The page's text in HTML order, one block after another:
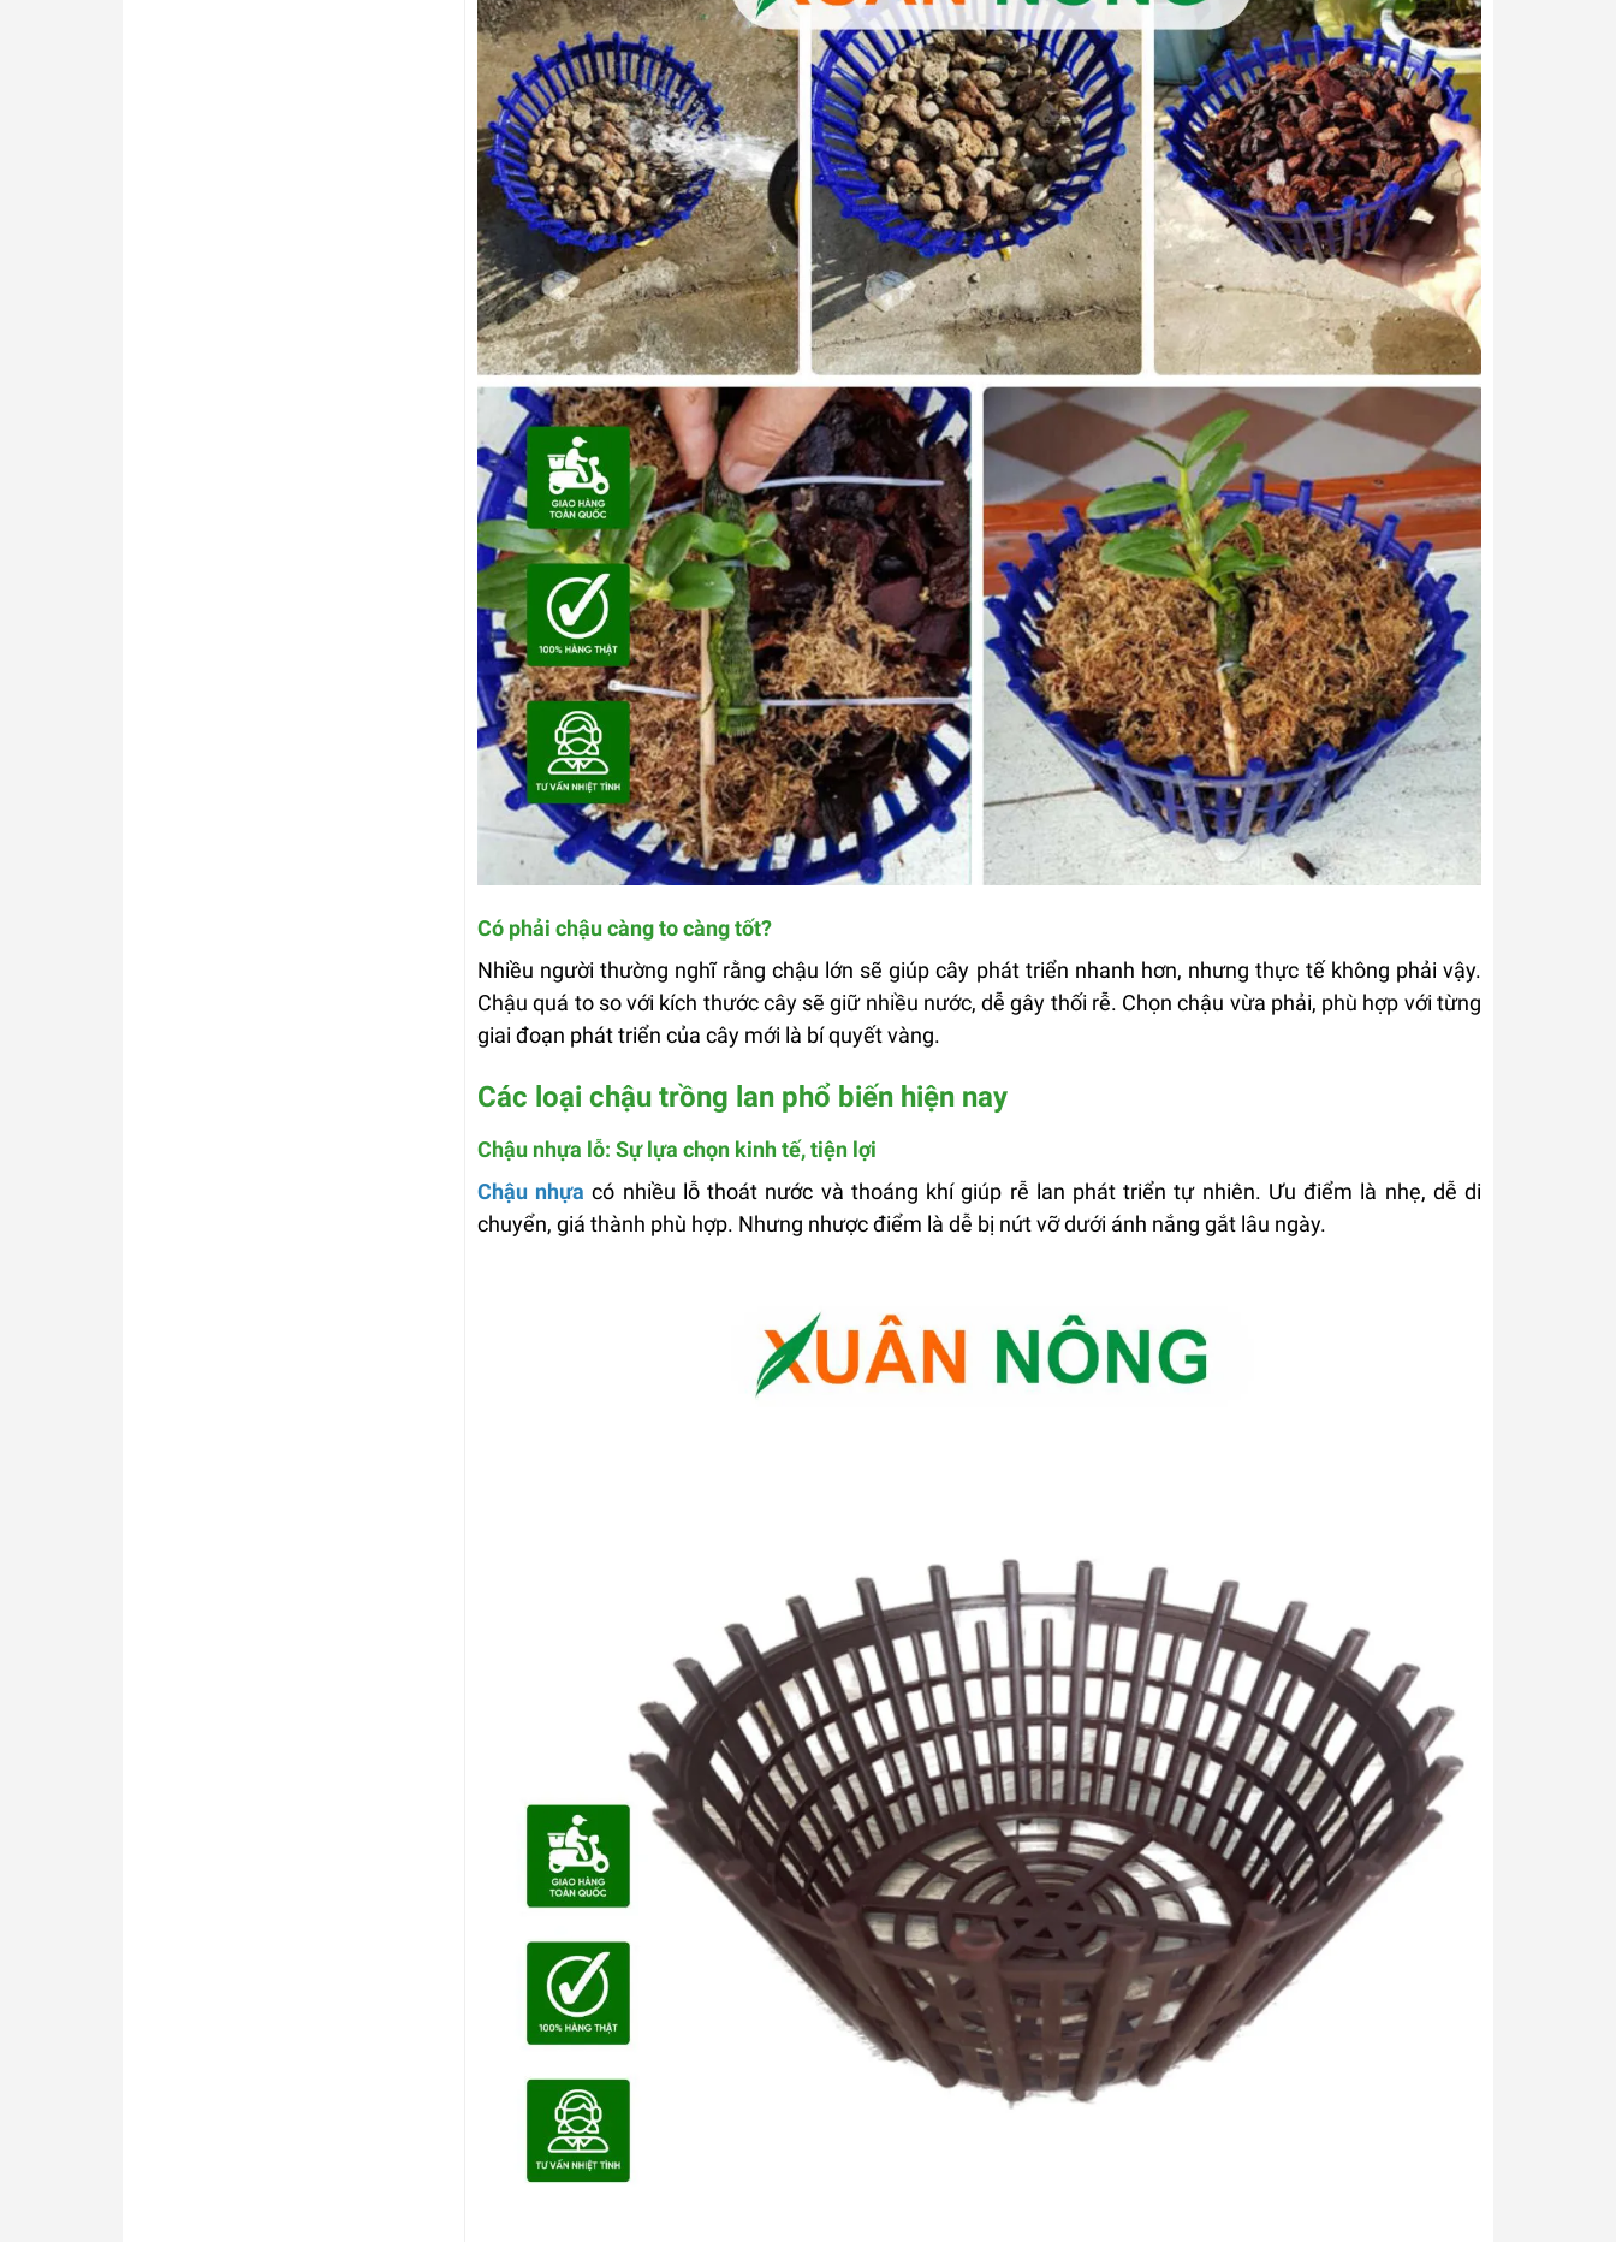
Có phải chậu càng to càng tốt?
Nhiều người thường nghĩ rằng chậu lớn sẽ giúp cây phát triển nhanh hơn, nhưng thực tế không phải vậy.
Chậu quá to so với kích thước cây sẽ giữ nhiều nước, dễ gây thối rễ. Chọn chậu vừa phải, phù hợp với từng
giai đoạn phát triển của cây mới là bí quyết vàng.
Các loại chậu trồng lan phổ biến hiện nay
Chậu nhựa lỗ: Sự lựa chọn kinh tế, tiện lợi
Chậu nhựacó nhiều lỗ thoát nước và thoáng khí giúp rễ lan phát triển tự nhiên. Ưu điểm là nhẹ, dễ di
chuyển, giá thành phù hợp. Nhưng nhược điểm là dễ bị nứt vỡ dưới ánh nắng gắt lâu ngày.